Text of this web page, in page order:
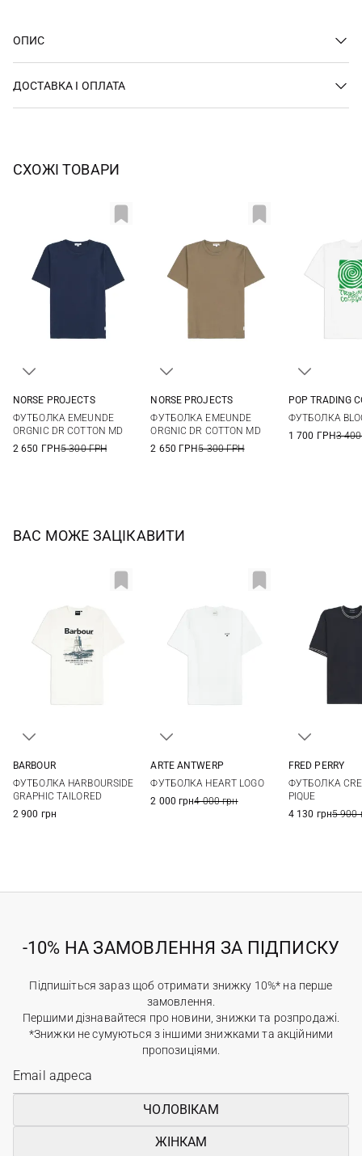
ОПИС
ДОСТАВКА І ОПЛАТА
СХОЖІ ТОВАРИ
XXL
NORSE PROJECTS
ФУТБОЛКА EMEUNDE
ORGNIC DR COTTON MD
2 650 ГРН5 300 ГРН
XXL
NORSE PROJECTS
ФУТБОЛКА EMEUNDE
ORGNIC DR COTTON MD
2 650 ГРН5 300 ГРН
POP TRADING
ФУТБОЛКА
1 700 ГРН3
ВАС МОЖЕ ЗАЦІКАВИТИ
XXL
3XL
BARBOUR
ФУТБОЛКА HARBOURSIDE
GRAPHIC TAILORED
2 900 грн
ARTE ANTWERP
ФУТБОЛКА HEART LOGO
2 000 грн4 000 грн
XXL
FRED PERRY
ФУТБОЛКА
PIQUE
4 130 грн5 900
-10% НА ЗАМОВЛЕННЯ ЗА ПІДПИСКУ
Підпишіться зараз щоб отримати знижку 10%* на перше
замовлення.
Першими дізнавайтеся про новини, знижки та розпродажі.
*Знижки не сумуються з іншими знижками та акційними
пропозиціями.
ЧОЛОВІКАМ
ЖІНКАМ